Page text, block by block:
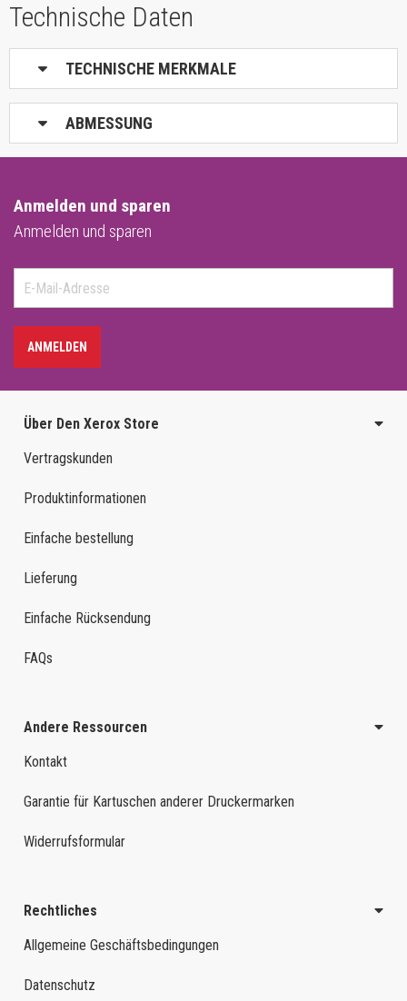
Technische Daten
TECHNISCHE MERKMALE
ABMESSUNG
Anmelden und sparen
Anmelden und sparen
ANMELDEN
Über Den Xerox Store
Vertragskunden
Produktinformationen
Einfache bestellung
Lieferung
Einfache Rücksendung
FAQs
Andere Ressourcen
Kontakt
Garantie für Kartuschen anderer Druckermarken
Widerrufsformular
Rechtliches
Allgemeine Geschäftsbedingungen
Datenschutz